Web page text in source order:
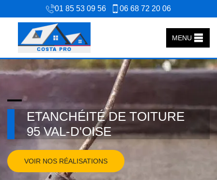
01 85 53 09 56 06 68 72 20 06
MENU
ETANCHÉITÉ DE TOITURE
95 VAL-D'OISE
VOIR NOS RÉALISATIONS